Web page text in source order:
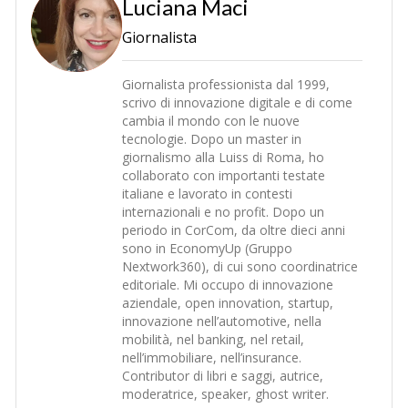
Luciana Maci
Giornalista
Giornalista professionista dal 1999,
scrivo di innovazione digitale e di come
cambia il mondo con le nuove
tecnologie. Dopo un master in
giornalismo alla Luiss di Roma, ho
collaborato con importanti testate
italiane e lavorato in contesti
internazionali e no profit. Dopo un
periodo in CorCom, da oltre dieci anni
sono in EconomyUp (Gruppo
Nextwork360), di cui sono coordinatrice
editoriale. Mi occupo di innovazione
aziendale, open innovation, startup,
innovazione nell’automotive, nella
mobilità, nel banking, nel retail,
nell’immobiliare, nell’insurance.
Contributor di libri e saggi, autrice,
moderatrice, speaker, ghost writer.